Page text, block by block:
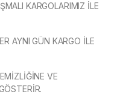
KARGOLARIMIZ İLE
AYNI GÜN KARGO İLE
VE